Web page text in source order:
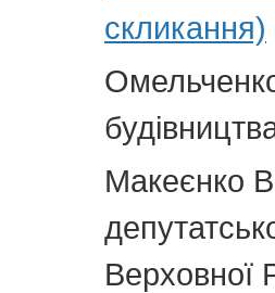
скликання)
Макеєнко
Верховної